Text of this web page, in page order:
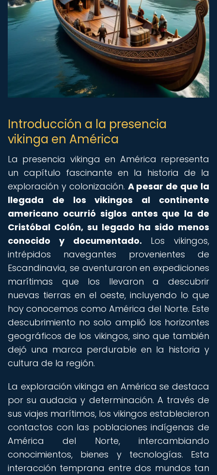
Introducción a la presencia
vikinga en América
La presencia vikinga en América representa
un capítulo fascinante en la historia de la
exploración y colonización. A pesar de que la
llegada de los vikingos al continente
americano ocurrió siglos antes que la de
Cristóbal Colón, su legado ha sido menos
conocido y documentado. Los vikingos,
intrépidos navegantes provenientes de
Escandinavia, se aventuraron en expediciones
marítimas que los llevaron a descubrir
nuevas tierras en el oeste, incluyendo lo que
hoy conocemos como América del Norte. Este
descubrimiento no solo amplió los horizontes
geográficos de los vikingos, sino que también
dejó una marca perdurable en la historia y
cultura de la región.
La exploración vikinga en América se destaca
por su audacia y determinación. A través de
sus viajes marítimos, los vikingos establecieron
contactos con las poblaciones indígenas de
América del Norte, intercambiando
conocimientos, bienes y tecnologías. Esta
interacción temprana entre dos mundos tan